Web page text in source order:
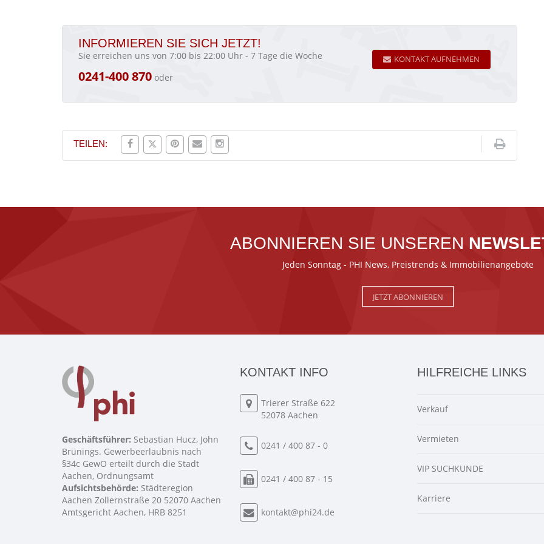
INFORMIEREN SIE SICH JETZT!
Sie erreichen uns von 7:00 bis 22:00 Uhr - 7 Tage die Woche
0241-400 870 oder
KONTAKT AUFNEHMEN
TEILEN:
ABONNIEREN SIE UNSEREN
Jeden Sonntag - PHI News, Preistrends & Immobilienangebote
JETZT ABONNIEREN
Geschäftsführer: Sebastian Hucz, John
Brünings. Gewerbeerlaubnis nach
§34c GewO erteilt durch die Stadt
Aachen, Ordnungsamt
Aufsichtsbehörde: Städteregion
Aachen Zollernstraße 20 52070 Aachen
Amtsgericht Aachen, HRB 8251
KONTAKT INFO
Trierer Straße 622
52078 Aachen
0241 / 400 87 - 0
0241 / 400 87 - 15
kontakt@phi24.de
HILFREICHE LINKS
Verkauf
Vermieten
VIP SUCHKUNDE
Karriere